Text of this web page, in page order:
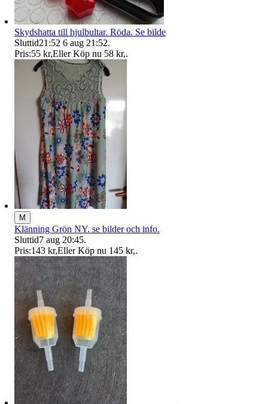
Skydshatta till hjulbultar. Röda. Se bilde
Sluttid21:52 6 aug 21:52.
Pris:55 kr,Eller Köp nu 58 kr,.
M
Klänning Grön NY. se bilder och info.
Sluttid7 aug 20:45.
Pris:143 kr,Eller Köp nu 145 kr,.